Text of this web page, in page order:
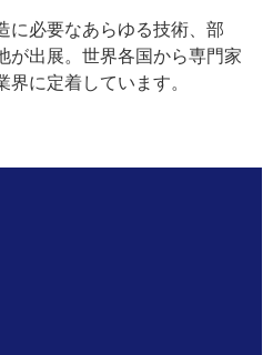
に必要なあらゆる技術、部
が出展。世界各国から専門家
に定着しています。